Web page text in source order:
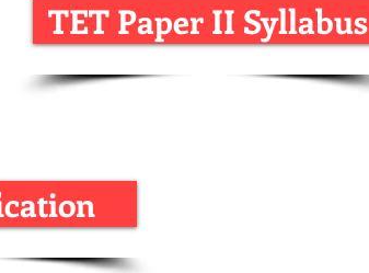
TET Paper II Syllabus